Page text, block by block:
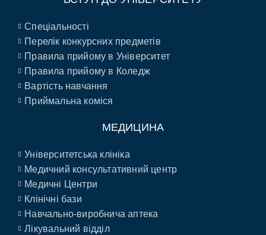
Спеціальності
Перелік конкурсних предметів
Правила прийому в Університет
Правила прийому в Коледж
Вартість навчання
Приймальна коміся
МЕДИЦИНА
Університетська клініка
Медичний консультативний центр
Медичні Центри
Клінічні бази
Навчально-виробнича аптека
Лікувальний відділ